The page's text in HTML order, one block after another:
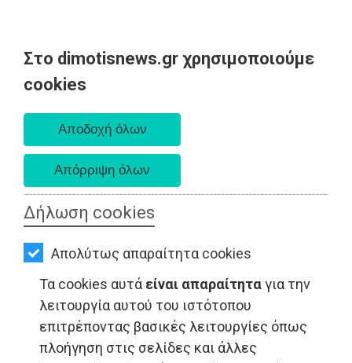
Στο dimotisnews.gr χρησιμοποιούμε
cookies
Δήλωση cookies
Απολύτως απαραίτητα cookies
Τα cookies αυτά είναι απαραίτηταγια την
λειτουργία αυτού του ιστότοπου
επιτρέποντας βασικές λειτουργίες όπως
πλοήγηση στις σελίδες και άλλες
AΡΧΙΚΗ
ΕΙΔΗΣΕΙΣ
ΠΟΛΙΤΙΚΗ
ΤΟΠΙΚΗ
ΑΥΤΟΔΙΟΙΚΗΣΗ
ΟΙΚΟΝΟΜΙΑ
ΑΘΛΗΤΙΣΜΟΣ
ΠΟΛΙΤΙΣΜΟΣ
ΣΠΙΤΙ-